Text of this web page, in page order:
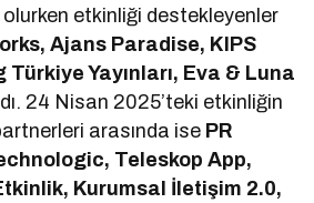
olurken etkinliği destekleyenler
Ajans Paradise, KIPS
Yayınları, Eva & Luna
24 Nisan 2025’teki etkinliğin
arasında ise PR
Teleskop App,
Kurumsal İletişim 2.0,